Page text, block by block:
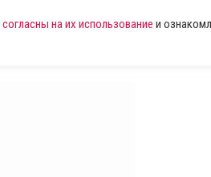
согласны на их использование и